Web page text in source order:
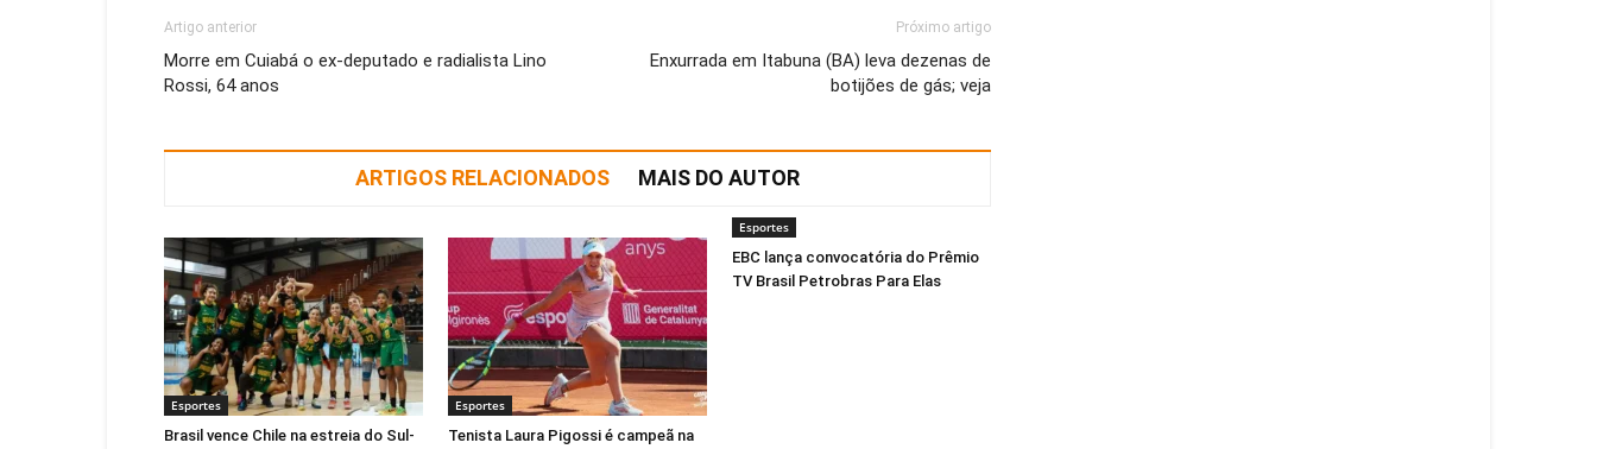
Artigo anterior
Morre em Cuiabá o ex-deputado e radialista Lino
Rossi, 64 anos
Próximo artigo
Enxurrada em Itabuna (BA) leva dezenas de
botijões de gás; veja
ARTIGOS RELACIONADOS MAIS DO AUTOR
Esportes
Brasil vence Chile na estreia do Sul-
Esportes
Tenista Laura Pigossi é campeã na
Esportes
EBC lança convocatória do Prêmio
TV Brasil Petrobras Para Elas